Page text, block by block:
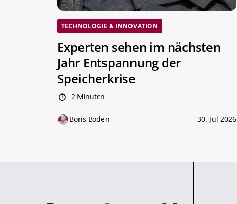
TECHNOLOGIE & INNOVATION
Experten sehen im nächsten
Jahr Entspannung der
Speicherkrise
2 Minuten
Boris Boden 30. Jul 2026